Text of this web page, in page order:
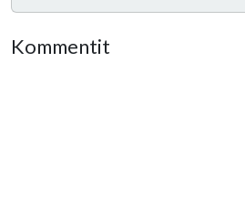
Kommentit